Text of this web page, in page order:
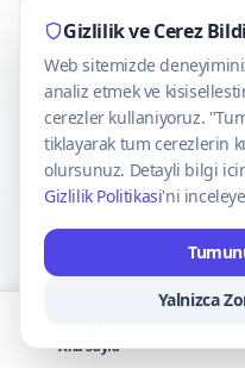
© 2025
VISA
Gizlilik ve Cerez
Web sitemizde
analiz etmek ve
cerezler kullaniyoruz.
tiklayarak tum cerezlerin
olursunuz. Detayli bilgi
Gizlilik Politikasi'ni
Yalnizca
Ana Sayfa